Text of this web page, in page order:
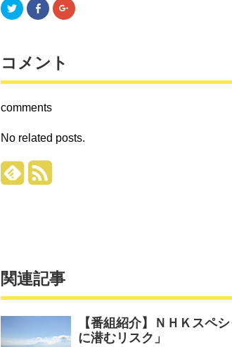
ク
リ
Twitter
で
有
い
ン
ド
で
開
き
ま
Facebook
で
に
は
リ
し
だ
さ
(新
し
い
ウ
ク
リ
有
ン
ド
コメント
comments
No related posts.
関連記事
【番組紹介】ＮＨＫス
に潜むリスク」